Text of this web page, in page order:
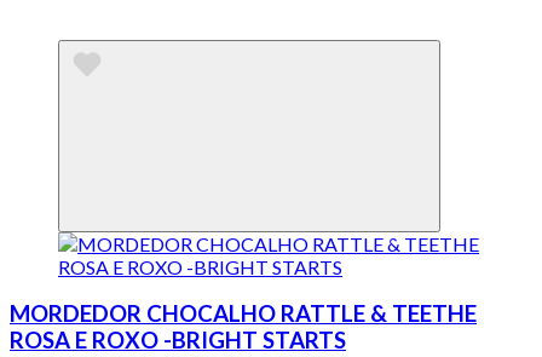
MORDEDOR CHOCALHO RATTLE & TEETHE
ROSA E ROXO -BRIGHT STARTS